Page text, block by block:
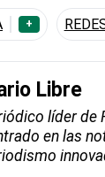
+
Libre
líder de
en las